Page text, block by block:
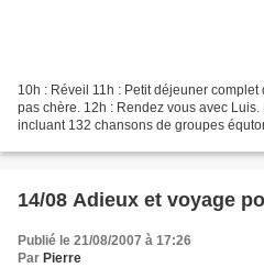
10h : Réveil 11h : Petit déjeuner
pas chère. 12h : Rendez vous avec
incluant 132 chansons de groupes
14/08 Adieux et voyage
Publié le 21/08/2007 à 17:26
Par Pierre